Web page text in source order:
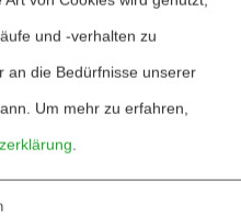
und -verhalten zu
an die Bedürfnisse unserer
Um mehr zu erfahren,
.